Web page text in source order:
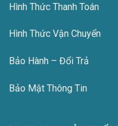
Hình Thức Thanh Toán
Hình Thức Vận Chuyển
Bảo Hành – Đổi Trả
Bảo Mật Thông Tin